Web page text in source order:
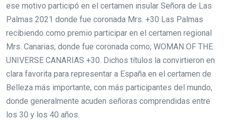
ese motivo participó en el certamen insular Señora de Las
Palmas 2021 donde fue coronada Mrs. +30 Las Palmas
recibiendo como premio participar en el certamen regional
Mrs. Canarias, donde fue coronada como; WOMAN OF THE
UNIVERSE CANARIAS +30. Dichos títulos la convirtieron en
clara favorita para representar a España en el certamen de
Belleza más importante, con más participantes del mundo,
donde generalmente acuden señoras comprendidas entre
los 30 y los 40 años.